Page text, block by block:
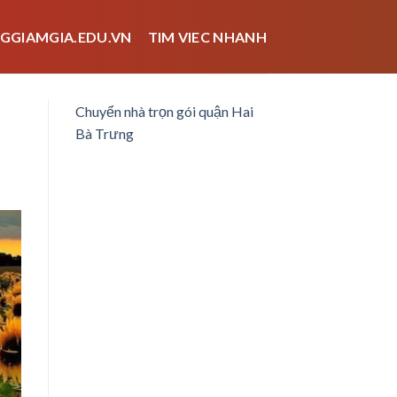
TIM VIEC NHANH
Chuyển nhà trọn gói quận Hai
Bà Trưng